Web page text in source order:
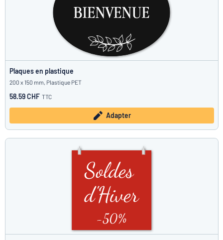
Plaques en plastique
200 x 150 mm, Plastique PET
58.59 CHF TTC
Adapter